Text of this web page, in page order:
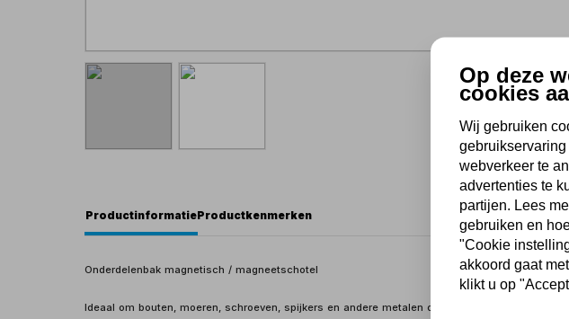
ProductinformatieProductkenmerken
Onderdelenbak magnetisch / magneetschotel
Ideaal om bouten, moeren, schroeven, spijkers en andere metalen onderdelen bij elkaar te
Op deze
cookies
Wij gebruiken
webverkeer te
advertenties te
partijen. Lees
gebruiken en
"Cookie
akkoord gaat
klikt u op